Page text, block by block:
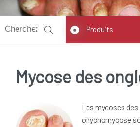
Produits
Mycose des
Les mycoses des
onychomycose